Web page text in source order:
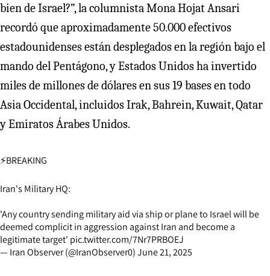
bien de Israel?”, la columnista Mona Hojat Ansari
recordó que aproximadamente 50.000 efectivos
estadounidenses están desplegados en la región bajo el
mando del Pentágono, y Estados Unidos ha invertido
miles de millones de dólares en sus 19 bases en todo
Asia Occidental, incluidos Irak, Bahrein, Kuwait, Qatar
y Emiratos Árabes Unidos.
⚡️BREAKING
Iran's Military HQ:
'Any country sending military aid via ship or plane to Israel will be
deemed complicit in aggression against Iran and become a
legitimate target' pic.twitter.com/7Nr7PRBOEJ
— Iran Observer (@IranObserver0)June 21, 2025